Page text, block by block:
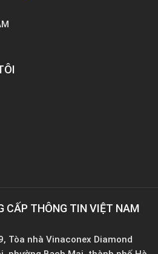
CẤP THÔNG TIN VIỆT NAM
Tòa nhà Vinaconex Diamond